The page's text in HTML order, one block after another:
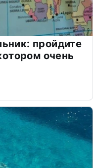
пройдите
очень